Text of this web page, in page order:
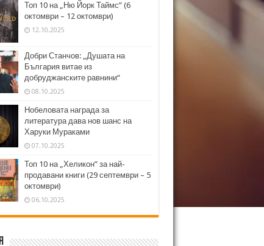
Топ 10 на „Ню Йорк Таймс” (6
октомври – 12 октомври)
12.10.2025
Добри Станчов: „Душата на
България витае из
добруджанските равнини“
08.10.2025
Нобеловата награда за
литература дава нов шанс на
Харуки Мураками
07.10.2025
Топ 10 на „Хеликон” за най-
продавани книги (29 септември – 5
октомври)
06.10.2025